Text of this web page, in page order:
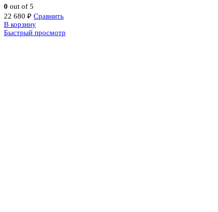
0 out of 5
22 680 ₽ Сравнить
В корзину
Быстрый просмотр